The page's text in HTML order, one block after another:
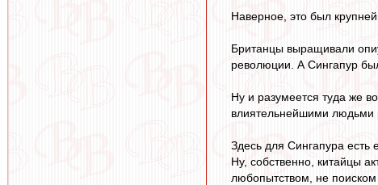
Наверное, это был
Британцы выращивали
революции. А Сингапур
Ну и разумеется туда же
влиятельнейшими людьми
Здесь для Сингапура есть
Ну, собственно, китайцы
любопытством, не